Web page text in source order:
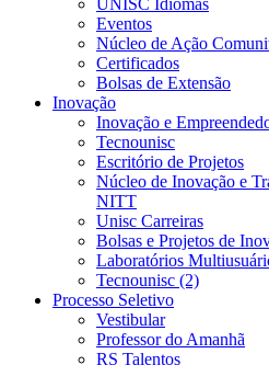
UNISC Idiomas
Eventos
Núcleo de Ação
Certificados
Bolsas de Extensão
Inovação
Inovação e
Tecnounisc
Escritório de Projetos
Núcleo de Inovação e
NITT
Unisc Carreiras
Bolsas e Projetos de
Laboratórios
Tecnounisc (2)
Processo Seletivo
Vestibular
Professor do Amanhã
RS Talentos